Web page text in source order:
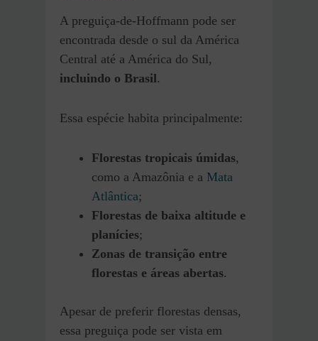
A preguiça-de-Hoffmann pode ser
encontrada desde o sul da América
Central até a América do Sul,
incluindo o Brasil.
Essa espécie habita principalmente:
Florestas tropicais úmidas,
como a Amazônia e a Mata
Atlântica;
Florestas de baixa altitude e
planícies;
Zonas de transição entre
florestas e áreas abertas.
Apesar de preferir florestas densas,
essa preguiça pode ser vista em